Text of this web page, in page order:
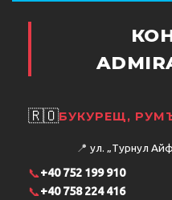
🇷🇴БУКУРЕЩ,
📍 ул. „Турнул
📞+40 752 199 910
📞+40 758 224 416